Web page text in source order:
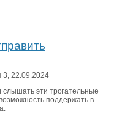
3, 22.09.2024
слышать эти трогательные
поддержать в